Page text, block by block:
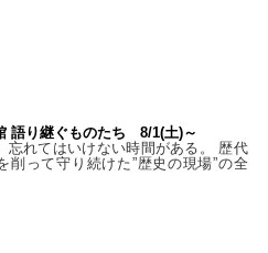
語り継ぐものたち 8/1(土)～
忘れてはいけない時間がある。 歴代
削って守り続けた”歴史の現場”の全